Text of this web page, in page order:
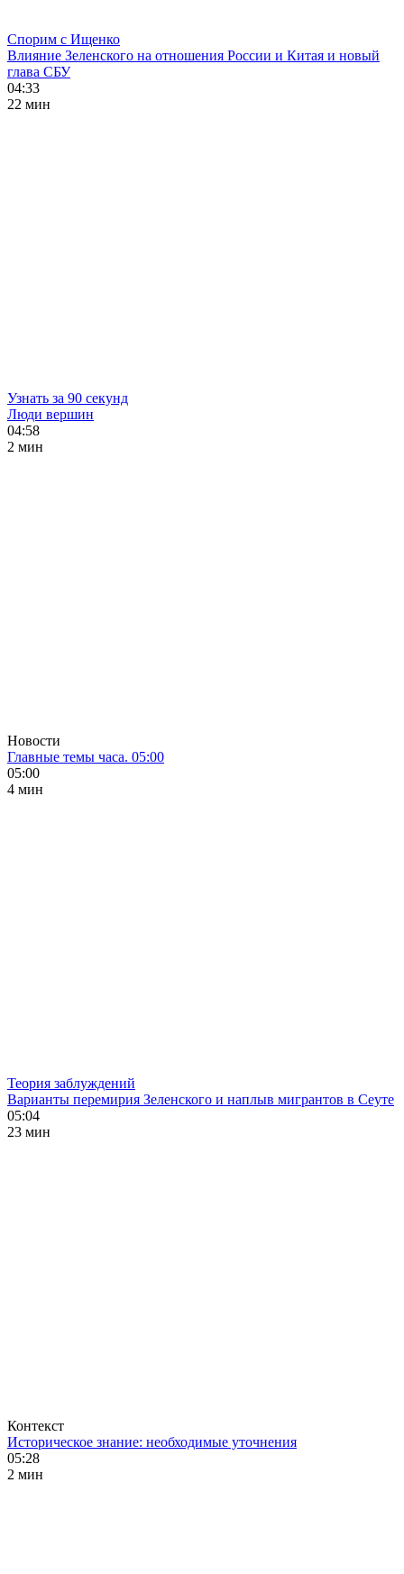
Спорим с Ищенко
Влияние Зеленского на отношения России и Китая и новый
глава СБУ
04:33
22 мин
Узнать за 90 секунд
Люди вершин
04:58
2 мин
Новости
Главные темы часа. 05:00
05:00
4 мин
Теория заблуждений
Варианты перемирия Зеленского и наплыв мигрантов в Сеуте
05:04
23 мин
Контекст
Историческое знание: необходимые уточнения
05:28
2 мин